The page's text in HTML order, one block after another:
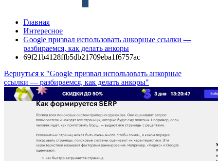
Главная
Интересное
Google призвал использовать анкорные ссылки —
разбираемся, как делать анкоры
69f21b4128ffb5db21709eba1f6757ac
Вернуться к "Google призвал использовать анкорные
ссылки — разбираемся, как делать анкоры"